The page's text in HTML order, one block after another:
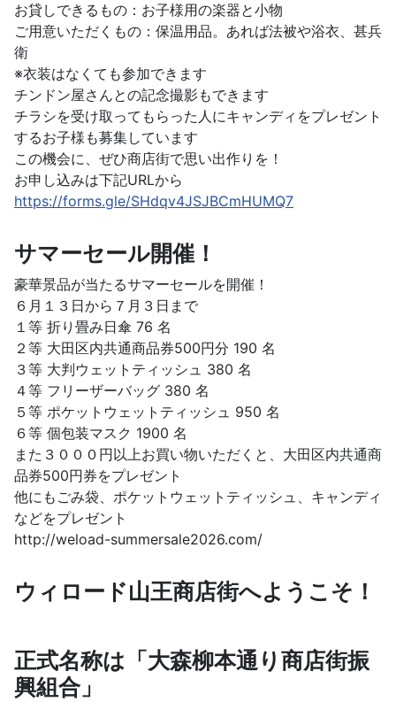
お貸しできるもの：お子様用の楽器と小物
ご用意いただくもの：保温用品。あれば法被や浴衣、甚兵
衛
※衣装はなくても参加できます
チンドン屋さんとの記念撮影もできます
チラシを受け取ってもらった人にキャンディをプレゼント
するお子様も募集しています
この機会に、ぜひ商店街で思い出作りを！
お申し込みは下記URLから
https://forms.gle/SHdqv4JSJBCmHUMQ7
サマーセール開催！
豪華景品が当たるサマーセールを開催！
６月１３日から７月３日まで
１等 折り畳み日傘 76 名
２等 大田区内共通商品券500円分 190 名
３等 大判ウェットティッシュ 380 名
４等 フリーザーバッグ 380 名
５等 ポケットウェットティッシュ 950 名
６等 個包装マスク 1900 名
また３０００円以上お買い物いただくと、大田区内共通商
品券500円券をプレゼント
他にもごみ袋、ポケットウェットティッシュ、キャンディ
などをプレゼント
http://weload-summersale2026.com/
ウィロード山王商店街へようこそ！
正式名称は「大森柳本通り商店街振
興組合」